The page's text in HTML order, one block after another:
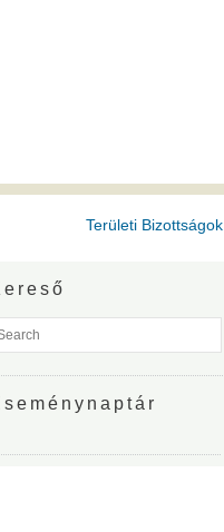
Területi Bizottságok